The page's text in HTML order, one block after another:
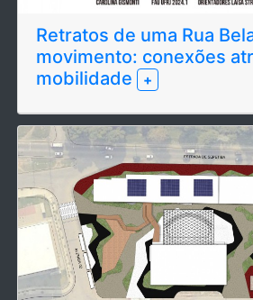
Retratos de uma Rua
movimento: conexões
mobilidade
+